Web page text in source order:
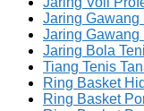
Jaring Gawang
Jaring Gawang
Jaring Bola
Tiang Tenis
Ring Basket
Ring Basket